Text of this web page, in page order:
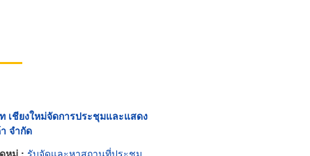
เชียงใหม่จัดการประชุมและแสดง
จำกัด